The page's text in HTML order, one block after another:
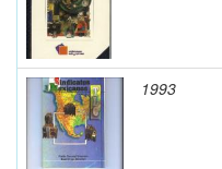
1993